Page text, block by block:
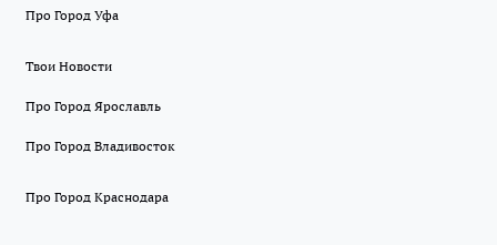
Про Город Уфа
Твои Новости
Про Город Ярославль
Про Город Владивосток
Про Город Краснодара